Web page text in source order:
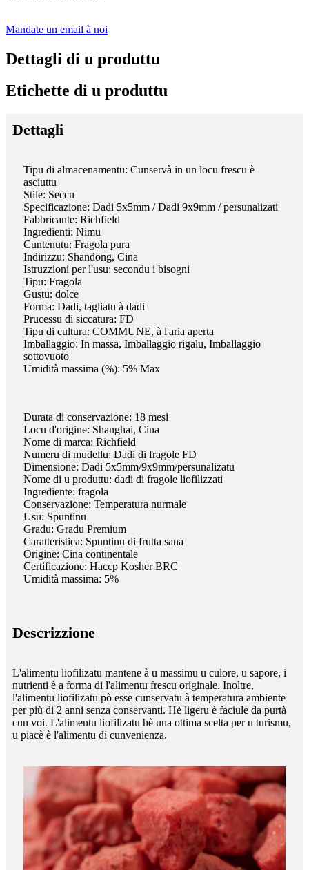
Mandate un email à noi
Dettagli di u produttu
Etichette di u produttu
Dettagli
Tipu di almacenamentu: Cunservà in un locu frescu è
asciuttu
Stile: Seccu
Specificazione: Dadi 5x5mm / Dadi 9x9mm / persunalizati
Fabbricante: Richfield
Ingredienti: Nimu
Cuntenutu: Fragola pura
Indirizzu: Shandong, Cina
Istruzzioni per l'usu: secondu i bisogni
Tipu: Fragola
Gustu: dolce
Forma: Dadi, tagliatu à dadi
Prucessu di siccatura: FD
Tipu di cultura: COMMUNE, à l'aria aperta
Imballaggio: In massa, Imballaggio rigalu, Imballaggio
sottovuoto
Umidità massima (%): 5% Max
Durata di conservazione: 18 mesi
Locu d'origine: Shanghai, Cina
Nome di marca: Richfield
Numeru di mudellu: Dadi di fragole FD
Dimensione: Dadi 5x5mm/9x9mm/persunalizatu
Nome di u produttu: dadi di fragole liofilizzati
Ingrediente: fragola
Conservazione: Temperatura nurmale
Usu: Spuntinu
Gradu: Gradu Premium
Caratteristica: Spuntinu di frutta sana
Origine: Cina continentale
Certificazione: Haccp Kosher BRC
Umidità massima: 5%
Descrizzione
L'alimentu liofilizatu mantene à u massimu u culore, u sapore, i
nutrienti è a forma di l'alimentu frescu originale. Inoltre,
l'alimentu liofilizatu pò esse cunservatu à temperatura ambiente
per più di 2 anni senza conservanti. Hè ligeru è faciule da purtà
cun voi. L'alimentu liofilizatu hè una ottima scelta per u turismu,
u piacè è l'alimentu di cunvenienza.